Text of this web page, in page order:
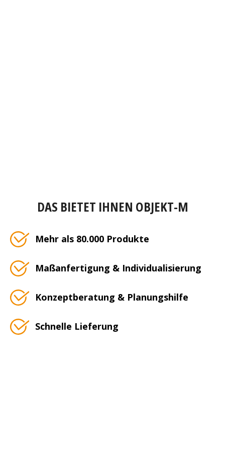
DAS BIETET IHNEN OBJEKT-M
Mehr als 80.000 Produkte
Maßanfertigung & Individualisierung
Konzeptberatung & Planungshilfe
Schnelle Lieferung